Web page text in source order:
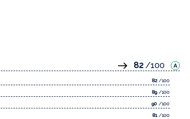
82 /100
82/100
89/100
90 /100
81/100